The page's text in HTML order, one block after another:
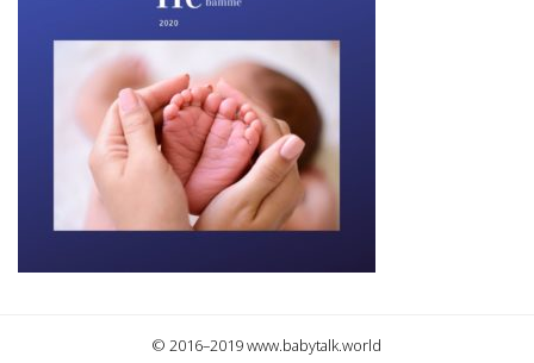
© 2016–2019 www.babytalk.world